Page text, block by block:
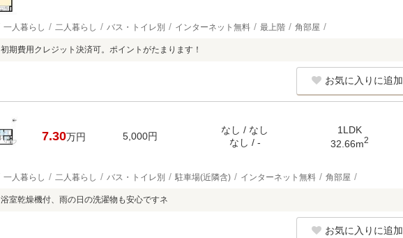
一人暮らし 二人暮らし バス・トイレ別 インターネット無料 最上階 角部屋
初期費用クレジット決済可。ポイントがたまります！
お気に入りに追加
7.30万円 5,000円
なし / なし
なし / -
1LDK
32.66m2
一人暮らし 二人暮らし バス・トイレ別 駐車場(近隣含) インターネット無料 角部屋
浴室乾燥機付、雨の日の洗濯物も安心ですネ
お気に入りに追加